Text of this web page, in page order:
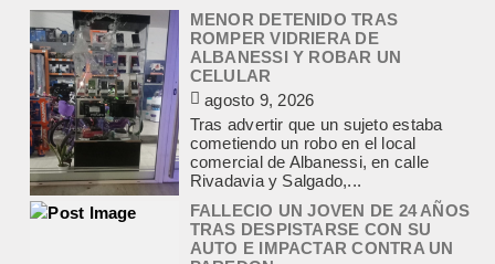
MENOR DETENIDO TRAS
ROMPER VIDRIERA DE
ALBANESSI Y ROBAR UN
CELULAR
agosto 9, 2026
Tras advertir que un sujeto estaba
cometiendo un robo en el local
comercial de Albanessi, en calle
Rivadavia y Salgado,...
FALLECIO UN JOVEN DE 24 AÑOS
TRAS DESPISTARSE CON SU
AUTO E IMPACTAR CONTRA UN